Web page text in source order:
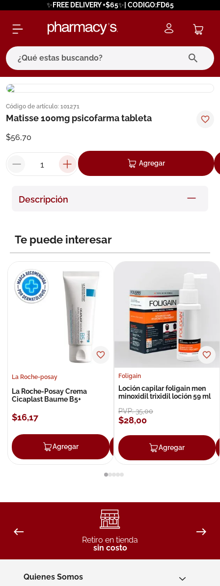
✨FREE DELIVERY +$65✨| CODIGO:FD65
¿Qué estas buscando?
Código de artículo: 101271
Matisse 100mg psicofarma tableta
$56,70
Agregar
Descripción
Te puede interesar
La Roche-posay
La Roche-Posay Crema
Cicaplast Baume B5+
$16,17
Agregar Agregar
Foligain
Loción capilar foligain men
minoxidil trixidil loción 59 ml
PVP:35,00
$28,00
Agregar
Retiro en tienda
sin costo
Quienes Somos
términos más buscados
1. eucerin
3
pilexil
5. cerave
6 degraler
10.pañales